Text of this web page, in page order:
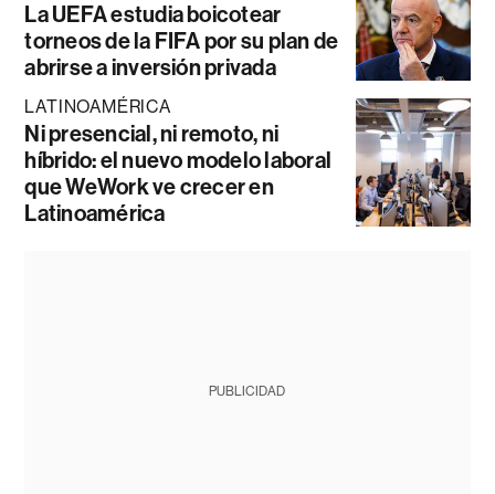
La UEFA estudia boicotear
torneos de la FIFA por su plan de
abrirse a inversión privada
LATINOAMÉRICA
Ni presencial, ni remoto, ni
híbrido: el nuevo modelo laboral
que WeWork ve crecer en
Latinoamérica
PUBLICIDAD